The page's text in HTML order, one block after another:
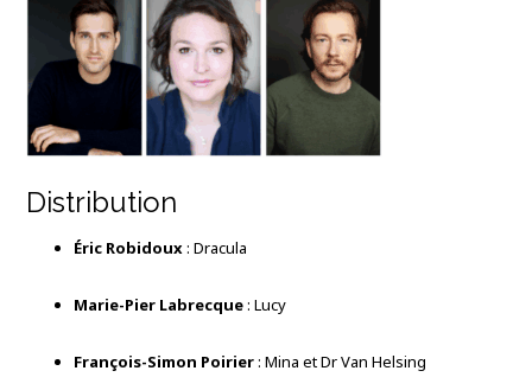
Distribution
Éric Robidoux: Dracula
Marie-Pier Labrecque: Lucy
François-Simon Poirier: Mina et Dr Van Helsing